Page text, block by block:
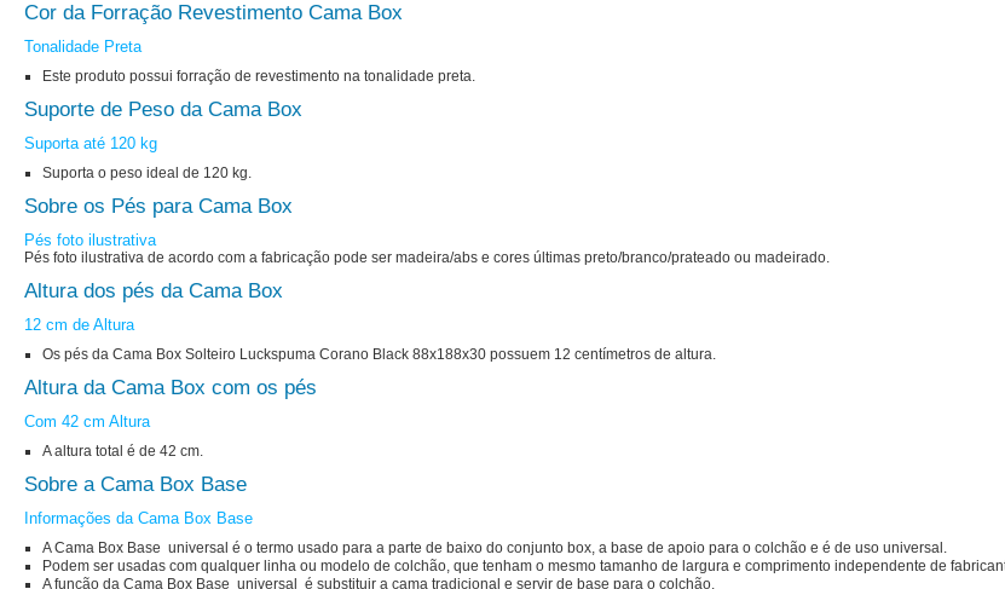
Cor da Forração Revestimento Cama Box
Tonalidade Preta
Este produto possui forração de revestimento na tonalidade preta.
Suporte de Peso da Cama Box
Suporta até 120 kg
Suporta o peso ideal de 120 kg.
Sobre os Pés para Cama Box
Pés foto ilustrativa
Pés foto ilustrativa de acordo com a fabricação pode ser madeira/abs e cores últimas preto/branco/prateado ou madeirado.
Altura dos pés da Cama Box
12 cm de Altura
Os pés da Cama Box Solteiro Luckspuma Corano Black 88x188x30 possuem 12 centímetros de altura.
Altura da Cama Box com os pés
Com 42 cm Altura
A altura total é de 42 cm.
Sobre a Cama Box Base
Informações da Cama Box Base
A Cama Box Base universal é o termo usado para a parte de baixo do conjunto box, a base de apoio para o colchão e é de uso universal.
Podem ser usadas com qualquer linha ou modelo de colchão, que tenham o mesmo tamanho de largura e comprimento independente de
A função da Cama Box Base universal é substituir a cama tradicional e servir de base para o colchão.